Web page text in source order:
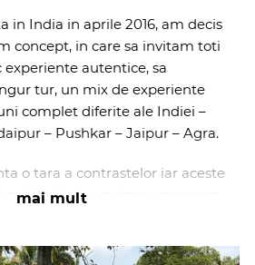
in India in aprile 2016, am decis
concept, in care sa invitam toti
experiente autentice, sa
tur, un mix de experiente
complet diferite ale Indiei –
– Pushkar – Jaipur – Agra.
o tara a contrastelor iar aceste
poti trai intr-un singur program,
mai mult